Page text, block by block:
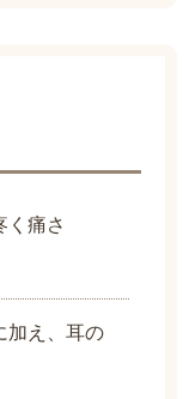
く痛さ
加え、耳の